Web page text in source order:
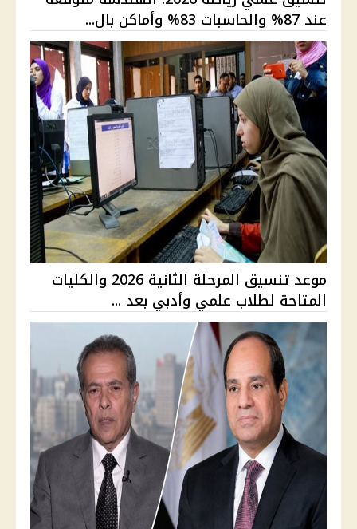
عند 87% والحاسبات 83% وأماكن بال...
موعد تنسيق المرحلة الثانية 2026 والكليات
المتاحة لطلاب علمي وأدبي بعد ...